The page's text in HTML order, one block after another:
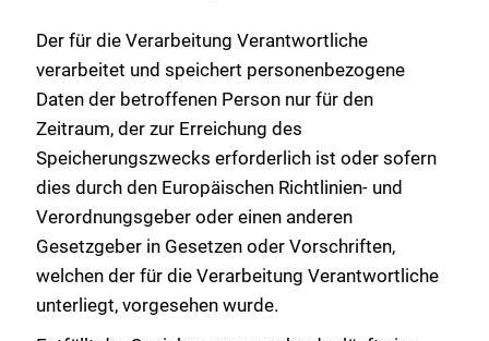
Der für die Verarbeitung Verantwortliche
verarbeitet und speichert personenbezogene
Daten der betroffenen Person nur für den
Zeitraum, der zur Erreichung des
Speicherungszwecks erforderlich ist oder sofern
dies durch den Europäischen Richtlinien- und
Verordnungsgeber oder einen anderen
Gesetzgeber in Gesetzen oder Vorschriften,
welchen der für die Verarbeitung Verantwortliche
unterliegt, vorgesehen wurde.